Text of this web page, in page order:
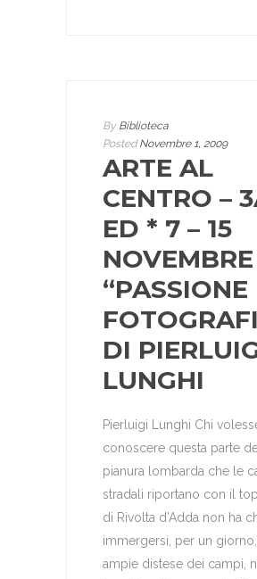
ByBiblioteca
PostedNovembre 1, 2009
ARTE AL
CENTRO –
ED * 7 – 15
NOVEMBRE
“PASSIONE
DI
LUNGHI
Pierluigi Lunghi Chi
conoscere questa parte
pianura lombarda che le
stradali riportano con il
di Rivolta d’Adda non ha
immergersi, per un
ampie distese dei campi,